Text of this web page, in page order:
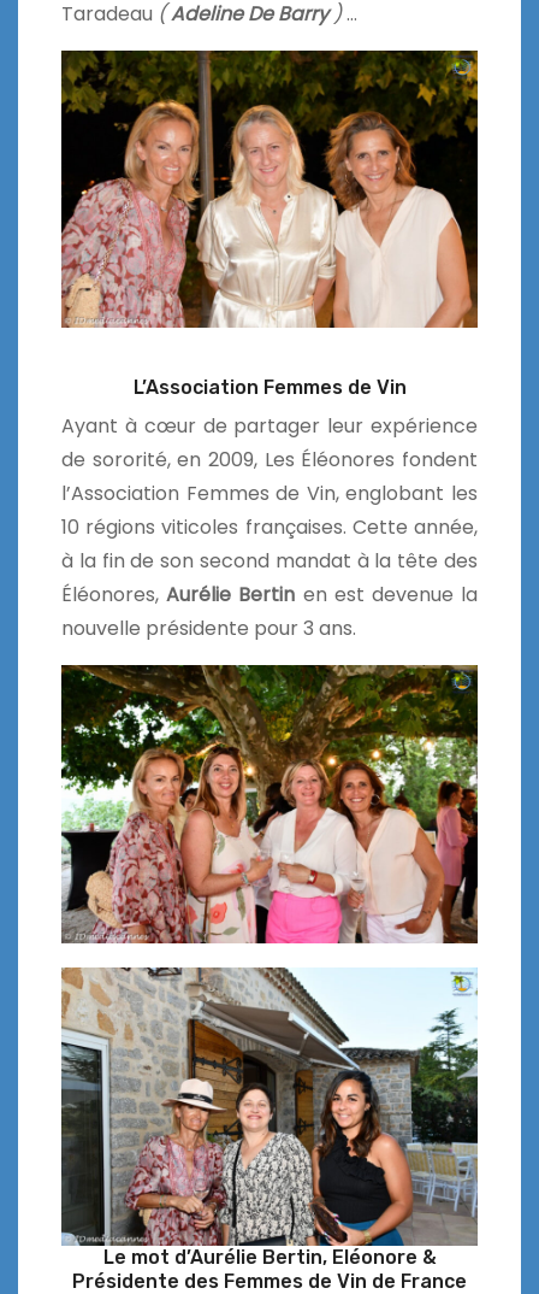
Taradeau (Adeline De Barry)…
L’Association Femmes de Vin
Ayant à cœur de partager leur expérience
de sororité, en 2009, Les Éléonores fondent
l’Association Femmes de Vin, englobant les
10 régions viticoles françaises. Cette année,
à la fin de son second mandat à la tête des
Éléonores,Aurélie Bertin en est devenue la
nouvelle présidente pour 3 ans.
Le mot d’Aurélie Bertin, Eléonore &
Présidente des Femmes de Vin de France